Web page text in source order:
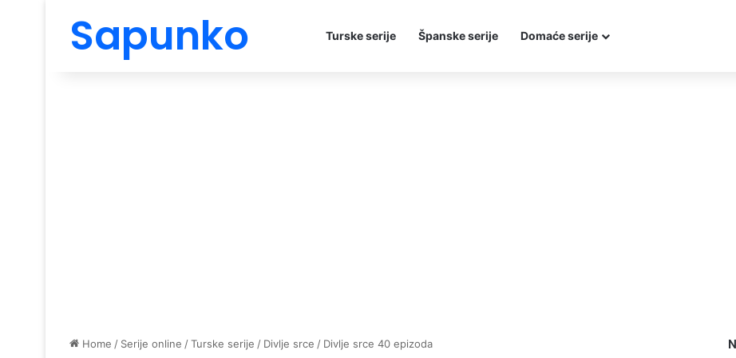
Sapunko Turske serije Španske serije Domaće serije
Home / Serije online /Turske serije / Divlje srce / Divlje srce 40 epizoda